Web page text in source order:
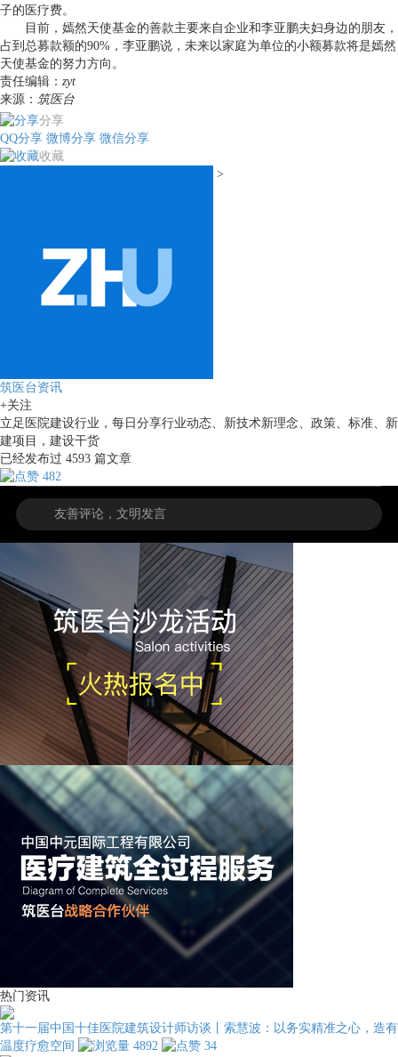
子的医疗费。
目前，嫣然天使基金的善款主要来自企业和李亚鹏夫妇身边的朋友，
占到总募款额的90%，李亚鹏说，未来以家庭为单位的小额募款将是嫣然
天使基金的努力方向。
责任编辑： zyt
来源： 筑医台
分享
QQ分享 微博分享 微信分享
收藏
>
筑医台资讯
+关注
立足医院建设行业，每日分享行业动态、新技术新理念、政策、标准、新
建项目，建设干货
已经发布过 4593 篇文章
482
热门资讯
第十一届中国十佳医院建筑设计师访谈丨索慧波：以务实精准之心，造有
温度疗愈空间
4892 34